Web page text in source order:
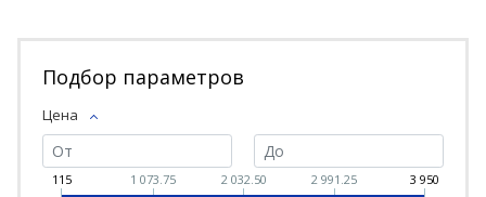
Подбор параметров
Цена
115 1 073.75 2 032.50 2 991.25 3 950